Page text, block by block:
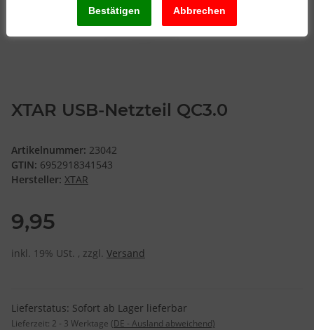
XTAR USB-Netzteil QC3.0
Artikelnummer: 23042
GTIN: 6952918341543
Hersteller: XTAR
9,95
inkl. 19% USt. , zzgl. Versand
Lieferstatus: Sofort ab Lager lieferbar
Lieferzeit: 2 - 3 Werktage (DE - Ausland abweichend)